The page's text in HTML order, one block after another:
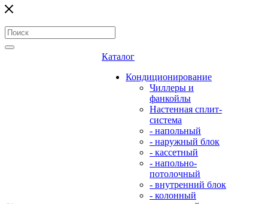
Каталог
Кондиционирование
Чиллеры и
фанкойлы
Настенная сплит-
система
- напольный
- наружный блок
- кассетный
- напольно-
потолочный
- внутренний блок
- колонный